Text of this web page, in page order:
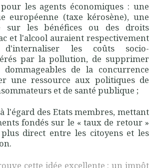
pour les agents économiques : une
européenne (taxe kérosène), une
sur les bénéfices ou des droits
et l'alcool auraient respectivement
les coûts socio-
par la pollution, de supprimer
dommageables de la concurrence
une ressource aux politiques de
et de santé publique ;
à l'égard des Etats membres, mettant
fondés sur le « taux de retour »
direct entre les citoyens et les
cette idée excellente : un impôt